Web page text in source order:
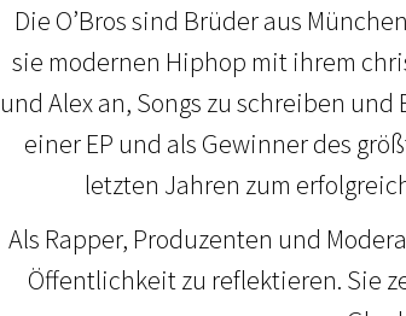
Die O’Bros sind Brüder aus
sie modernen Hiphop mit ihrem
und Alex an, Songs zu schreiben
einer EP und als Gewinner des
letzten Jahren zum
Als Rapper, Produzenten und
Öffentlichkeit zu reflektieren. Sie